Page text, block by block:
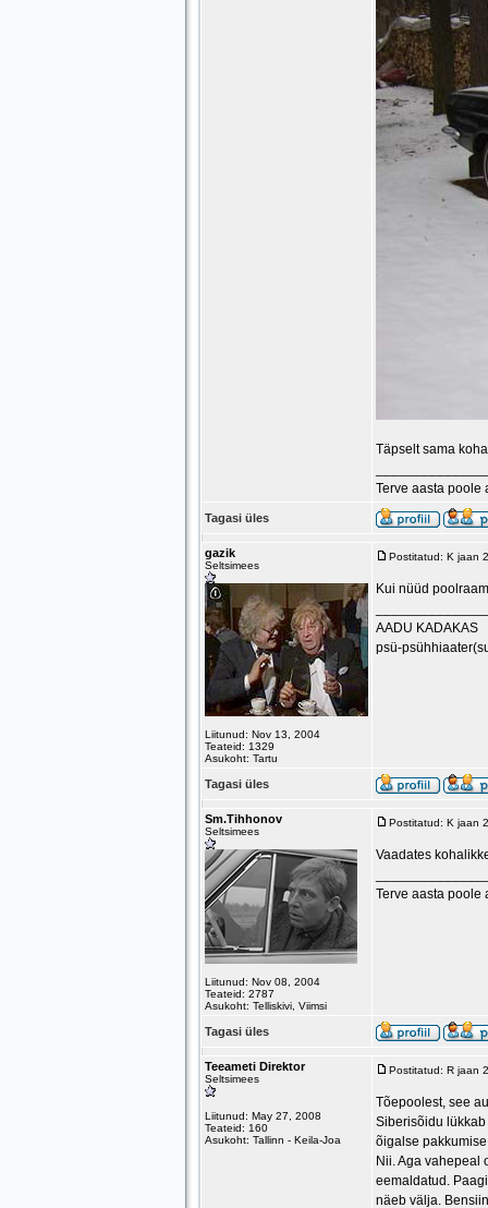
Täpselt sama
Terve aasta poole
Tagasi üles
gazik
Seltsimees
Liitunud: Nov 13, 2004
Teateid: 1329
Asukoht: Tartu
Postitatud: K jaan
Kui nüüd
AADU KADAKAS
psü-
Tagasi üles
Sm.Tihhonov
Seltsimees
Liitunud: Nov 08, 2004
Teateid: 2787
Asukoht: Telliskivi, Viimsi
Postitatud: K jaan
Vaadates
Terve aasta poole
Tagasi üles
Teeameti Direktor
Seltsimees
Liitunud: May 27, 2008
Teateid: 160
Asukoht: Tallinn - Keila-Joa
Postitatud: R jaan
Tõepoolest, see
Siberisõidu
õigalse
Nii. Aga vahepeal
eemaldatud.
näeb välja.